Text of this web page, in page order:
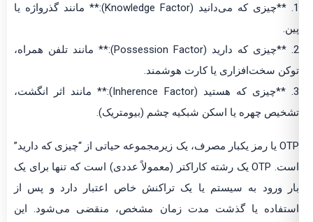
1. **چیزی که می‌دانید (Knowledge Factor):** مانند گذرواژه یا
پین.
2. **چیزی که دارید (Possession Factor):** مانند تلفن همراه،
توکن سخت‌افزاری یا کارت هوشمند.
3. **چیزی که هستید (Inherence Factor):** مانند اثر انگشت،
تشخیص چهره یا اسکن شبکیه چشم (بیومتریک).
OTP یا رمز یکبار مصرف، یک زیرمجموعه حیاتی از “چیزی که دارید”
است. OTP یک رشته کاراکتر (معمولاً عددی) است که تنها برای یک
بار ورود به سیستم یا یک تراکنش خاص اعتبار دارد و پس از
استفاده یا گذشت مدت زمان مشخص، منقضی می‌شود. این